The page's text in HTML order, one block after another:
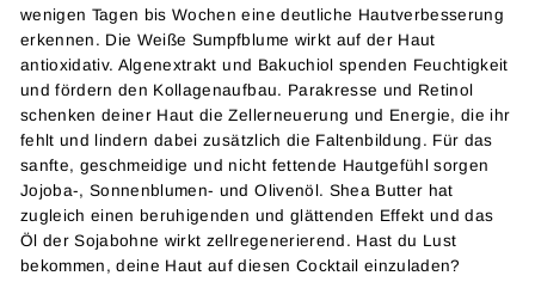
wenigen Tagen bis Wochen eine deutliche Hautverbesserung
erkennen. Die Weiße Sumpfblume wirkt auf der Haut
antioxidativ. Algenextrakt und Bakuchiol spenden Feuchtigkeit
und fördern den Kollagenaufbau. Parakresse und Retinol
schenken deiner Haut die Zellerneuerung und Energie, die ihr
fehlt und lindern dabei zusätzlich die Faltenbildung. Für das
sanfte, geschmeidige und nicht fettende Hautgefühl sorgen
Jojoba-, Sonnenblumen- und Olivenöl. Shea Butter hat
zugleich einen beruhigenden und glättenden Effekt und das
Öl der Sojabohne wirkt zellregenerierend. Hast du Lust
bekommen, deine Haut auf diesen Cocktail einzuladen?